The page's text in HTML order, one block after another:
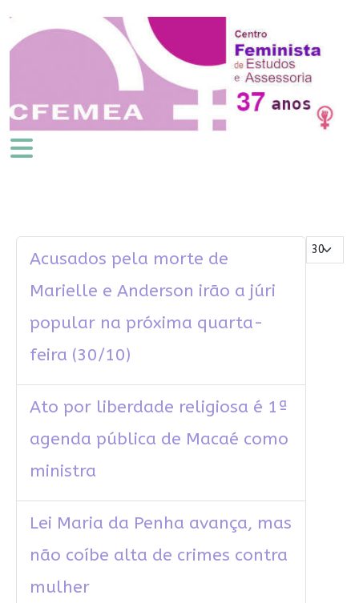
Mostrar #
Acusados pela morte de
Marielle e Anderson irão a júri
popular na próxima quarta-
feira (30/10)
Ato por liberdade religiosa é 1ª
agenda pública de Macaé como
ministra
Lei Maria da Penha avança, mas
não coíbe alta de crimes contra
mulher